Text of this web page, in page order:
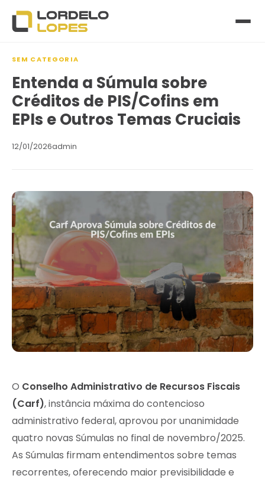
SEM CATEGORIA
Entenda a Súmula sobre
Créditos de PIS/Cofins em
EPIs e Outros Temas Cruciais
12/01/2026admin
O Conselho Administrativo de Recursos Fiscais
(Carf), instância máxima do contencioso
administrativo federal, aprovou por unanimidade
quatro novas Súmulas no final de novembro/2025.
As Súmulas firmam entendimentos sobre temas
recorrentes, oferecendo maior previsibilidade e